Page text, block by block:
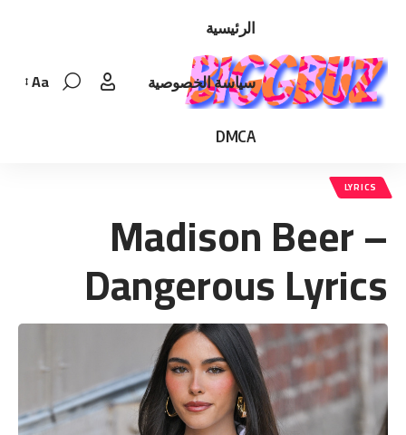
الرئيسية
سياسة الخصوصية
DMCA
Font
Aa
LYRICS
Madison Beer –
Dangerous Lyrics